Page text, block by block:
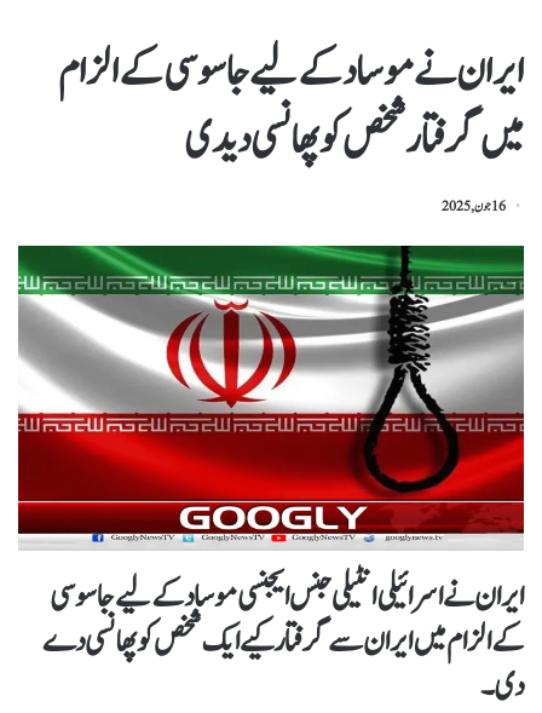
ایران نے موساد کے لیے جاسوسی کے الزام
میں گرفتار شخص کو پھانسی دیدی
16 جون, 2025
ایران نے اسرائیلی انٹیلی جنس ایجنسی موساد کےلیےجاسوسی
کے الزام میں ایران سے گرفتار کیے ایک شخص کوپھانسی دے
دی۔